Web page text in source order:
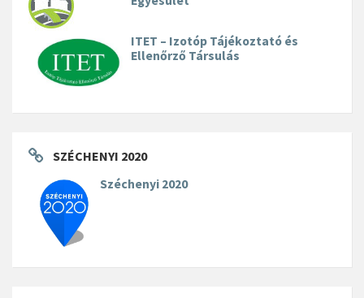
ITET – Izotóp Tájékoztató és
Ellenőrző Társulás
SZÉCHENYI 2020
Széchenyi 2020